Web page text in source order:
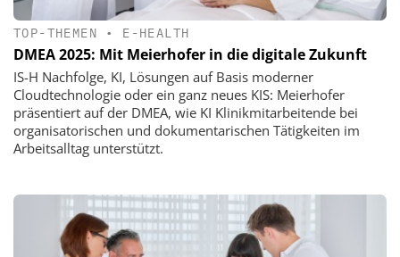
TOP-THEMEN • E-HEALTH
DMEA 2025: Mit Meierhofer in die digitale Zukunft
IS-H Nachfolge, KI, Lösungen auf Basis moderner
Cloudtechnologie oder ein ganz neues KIS: Meierhofer
präsentiert auf der DMEA, wie KI Klinikmitarbeitende bei
organisatorischen und dokumentarischen Tätigkeiten im
Arbeitsalltag unterstützt.